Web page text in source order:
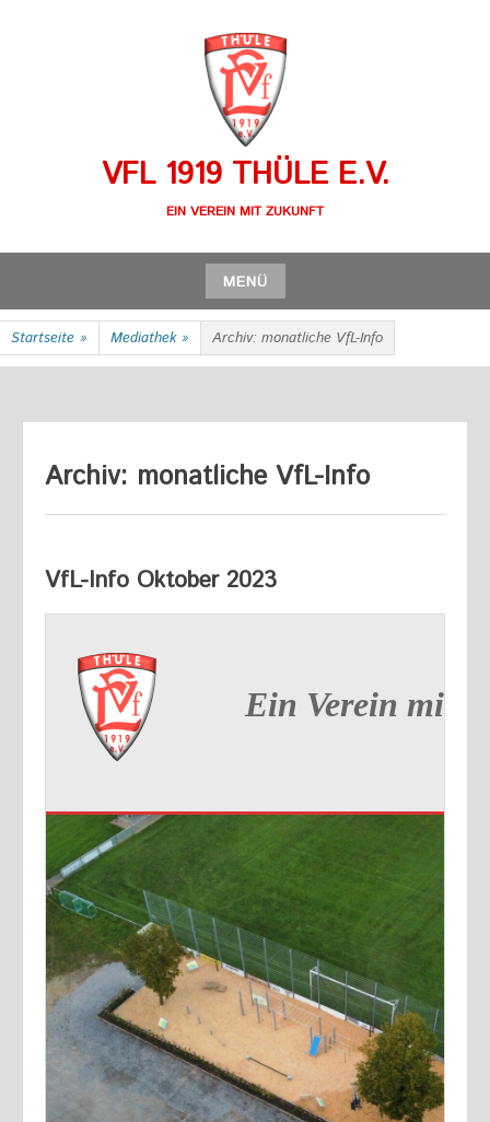
VFL 1919 THÜLE E.V.
EIN VEREIN MIT ZUKUNFT
MENÜ
Zum
Inhalt
springen
Startseite » Mediathek » Archiv: monatliche VfL-Info
Archiv: monatliche VfL-Info
VfL-Info Oktober 2023